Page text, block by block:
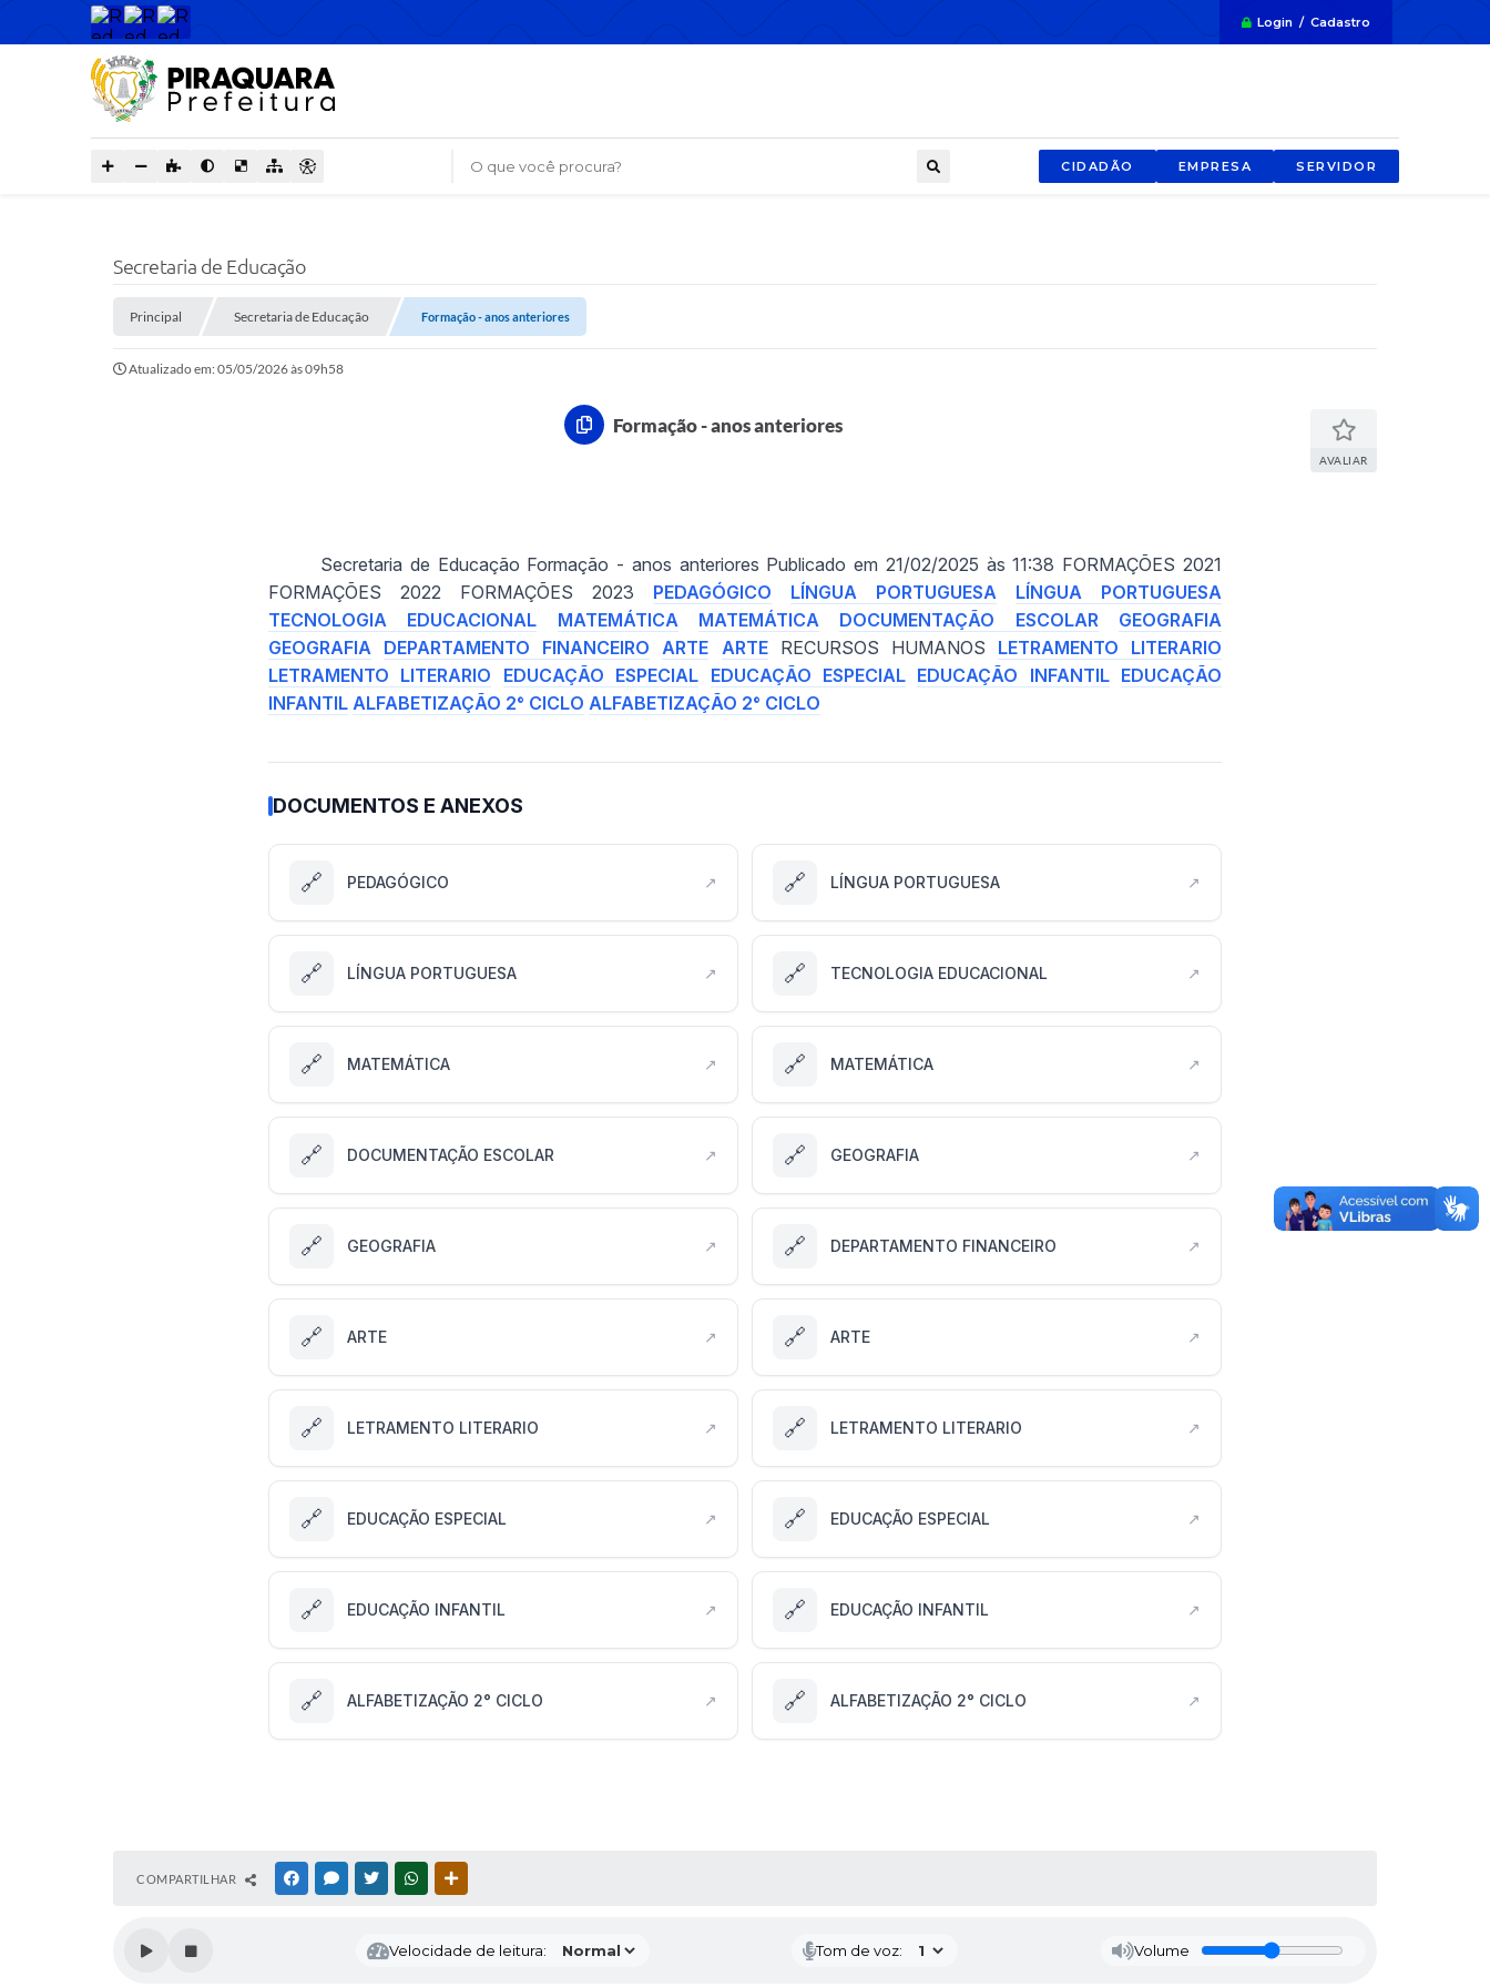
Login / Cadastro
O que você procura? CIDADÃO EMPRESA SERVIDOR
Secretaria de Educação
Principal Secretaria de Educação Formação - anos anteriores
Atualizado em: 05/05/2026 às 09h58
Formação - anos anteriores
AVALIAR
Secretaria de Educação Formação - anos anteriores Publicado em 21/02/2025 às 11:38 FORMAÇÕES 2021
FORMAÇÕES 2022 FORMAÇÕES 2023 PEDAGÓGICO LÍNGUA PORTUGUESA
LÍNGUA PORTUGUESA
TECNOLOGIA EDUCACIONAL
MATEMÁTICA MATEMÁTICA DOCUMENTAÇÃO ESCOLAR
GEOGRAFIA
GEOGRAFIA DEPARTAMENTO FINANCEIRO ARTE ARTERECURSOS HUMANOS LETRAMENTO LITERARIO
LETRAMENTO LITERARIO
EDUCAÇÃO ESPECIAL EDUCAÇÃO ESPECIAL EDUCAÇÃO INFANTIL EDUCAÇÃO
INFANTIL ALFABETIZAÇÃO 2° CICLO ALFABETIZAÇÃO 2° CICLO
DOCUMENTOS E ANEXOS
🔗 PEDAGÓGICO ↗ 🔗 LÍNGUA PORTUGUESA ↗
🔗 LÍNGUA PORTUGUESA ↗ 🔗 TECNOLOGIA EDUCACIONAL ↗
🔗 MATEMÁTICA ↗ 🔗 MATEMÁTICA ↗
🔗 DOCUMENTAÇÃO ESCOLAR ↗ 🔗 GEOGRAFIA ↗
🔗 GEOGRAFIA ↗ 🔗 DEPARTAMENTO FINANCEIRO ↗
🔗 ARTE ↗ 🔗 ARTE ↗
🔗 LETRAMENTO LITERARIO ↗ 🔗 LETRAMENTO LITERARIO ↗
🔗 EDUCAÇÃO ESPECIAL ↗ 🔗 EDUCAÇÃO ESPECIAL ↗
🔗 EDUCAÇÃO INFANTIL ↗ 🔗 EDUCAÇÃO INFANTIL ↗
🔗 ALFABETIZAÇÃO 2° CICLO ↗ 🔗 ALFABETIZAÇÃO 2° CICLO ↗
COMPARTILHAR FACEBOOKMESSENGER
TWITTERWHATSAPP
Velocidade de leitura: Tom de voz: Volume